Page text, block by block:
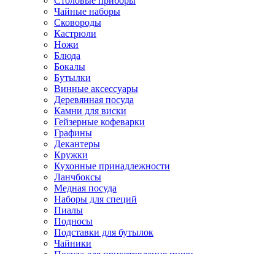
Чайные наборы
Сковороды
Кастрюли
Ножи
Блюда
Бокалы
Бутылки
Винные аксессуары
Деревянная посуда
Камни для виски
Гейзерные кофеварки
Графины
Декантеры
Кружки
Кухонные принадлежности
Ланчбоксы
Медная посуда
Наборы для специй
Пиалы
Подносы
Подставки для бутылок
Чайники